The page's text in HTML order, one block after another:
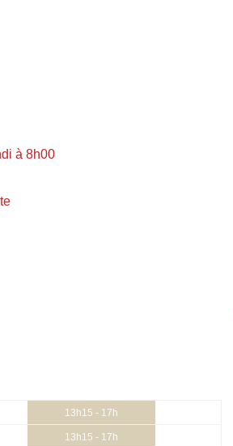
à 8h00
13h15 - 17h
13h15 - 17h